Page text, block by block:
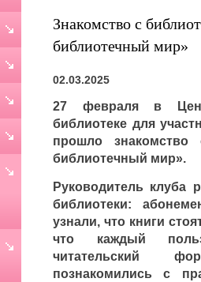
Знакомство с
библиотечный мир»
02.03.2025
27 февраля в
библиотеке для
прошло знакомство
библиотечный мир».
Руководитель клуба
библиотеки:
узнали, что книги
что каждый
читательский
познакомились с